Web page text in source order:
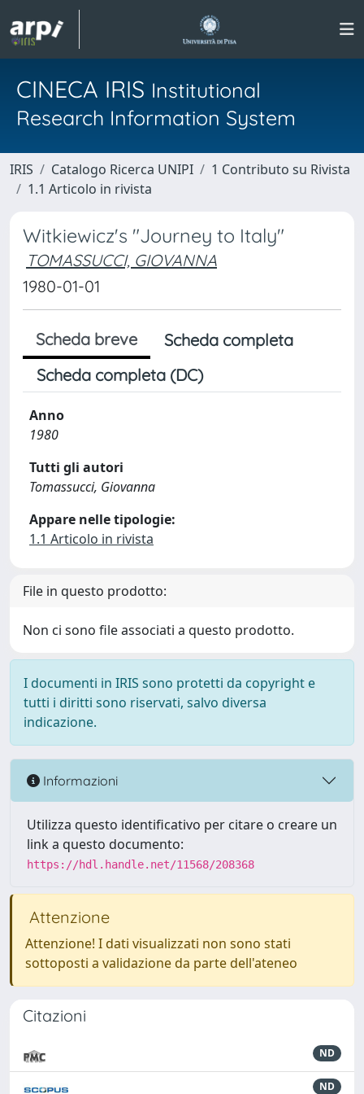
CINECA IRIS Institutional
Research Information System
IRIS Catalogo Ricerca UNIPI
1 Contributo su Rivista
1.1 Articolo in rivista
Witkiewicz's "Journey to Italy"
TOMASSUCCI, GIOVANNA
1980-01-01
Scheda breve
Scheda completa
Scheda completa (DC)
Anno
1980
Tutti gli autori
Tomassucci, Giovanna
Appare nelle tipologie:
1.1 Articolo in rivista
File in questo prodotto:
Non ci sono file associati a questo prodotto.
I documenti in IRIS sono protetti da copyright e
tutti i diritti sono riservati, salvo diversa
indicazione.
Informazioni
Utilizza questo identificativo per citare o creare un
link a questo documento:
https://hdl.handle.net/11568/208368
Attenzione
Attenzione! I dati visualizzati non sono stati
sottoposti a validazione da parte dell'ateneo
Citazioni
ND
ND